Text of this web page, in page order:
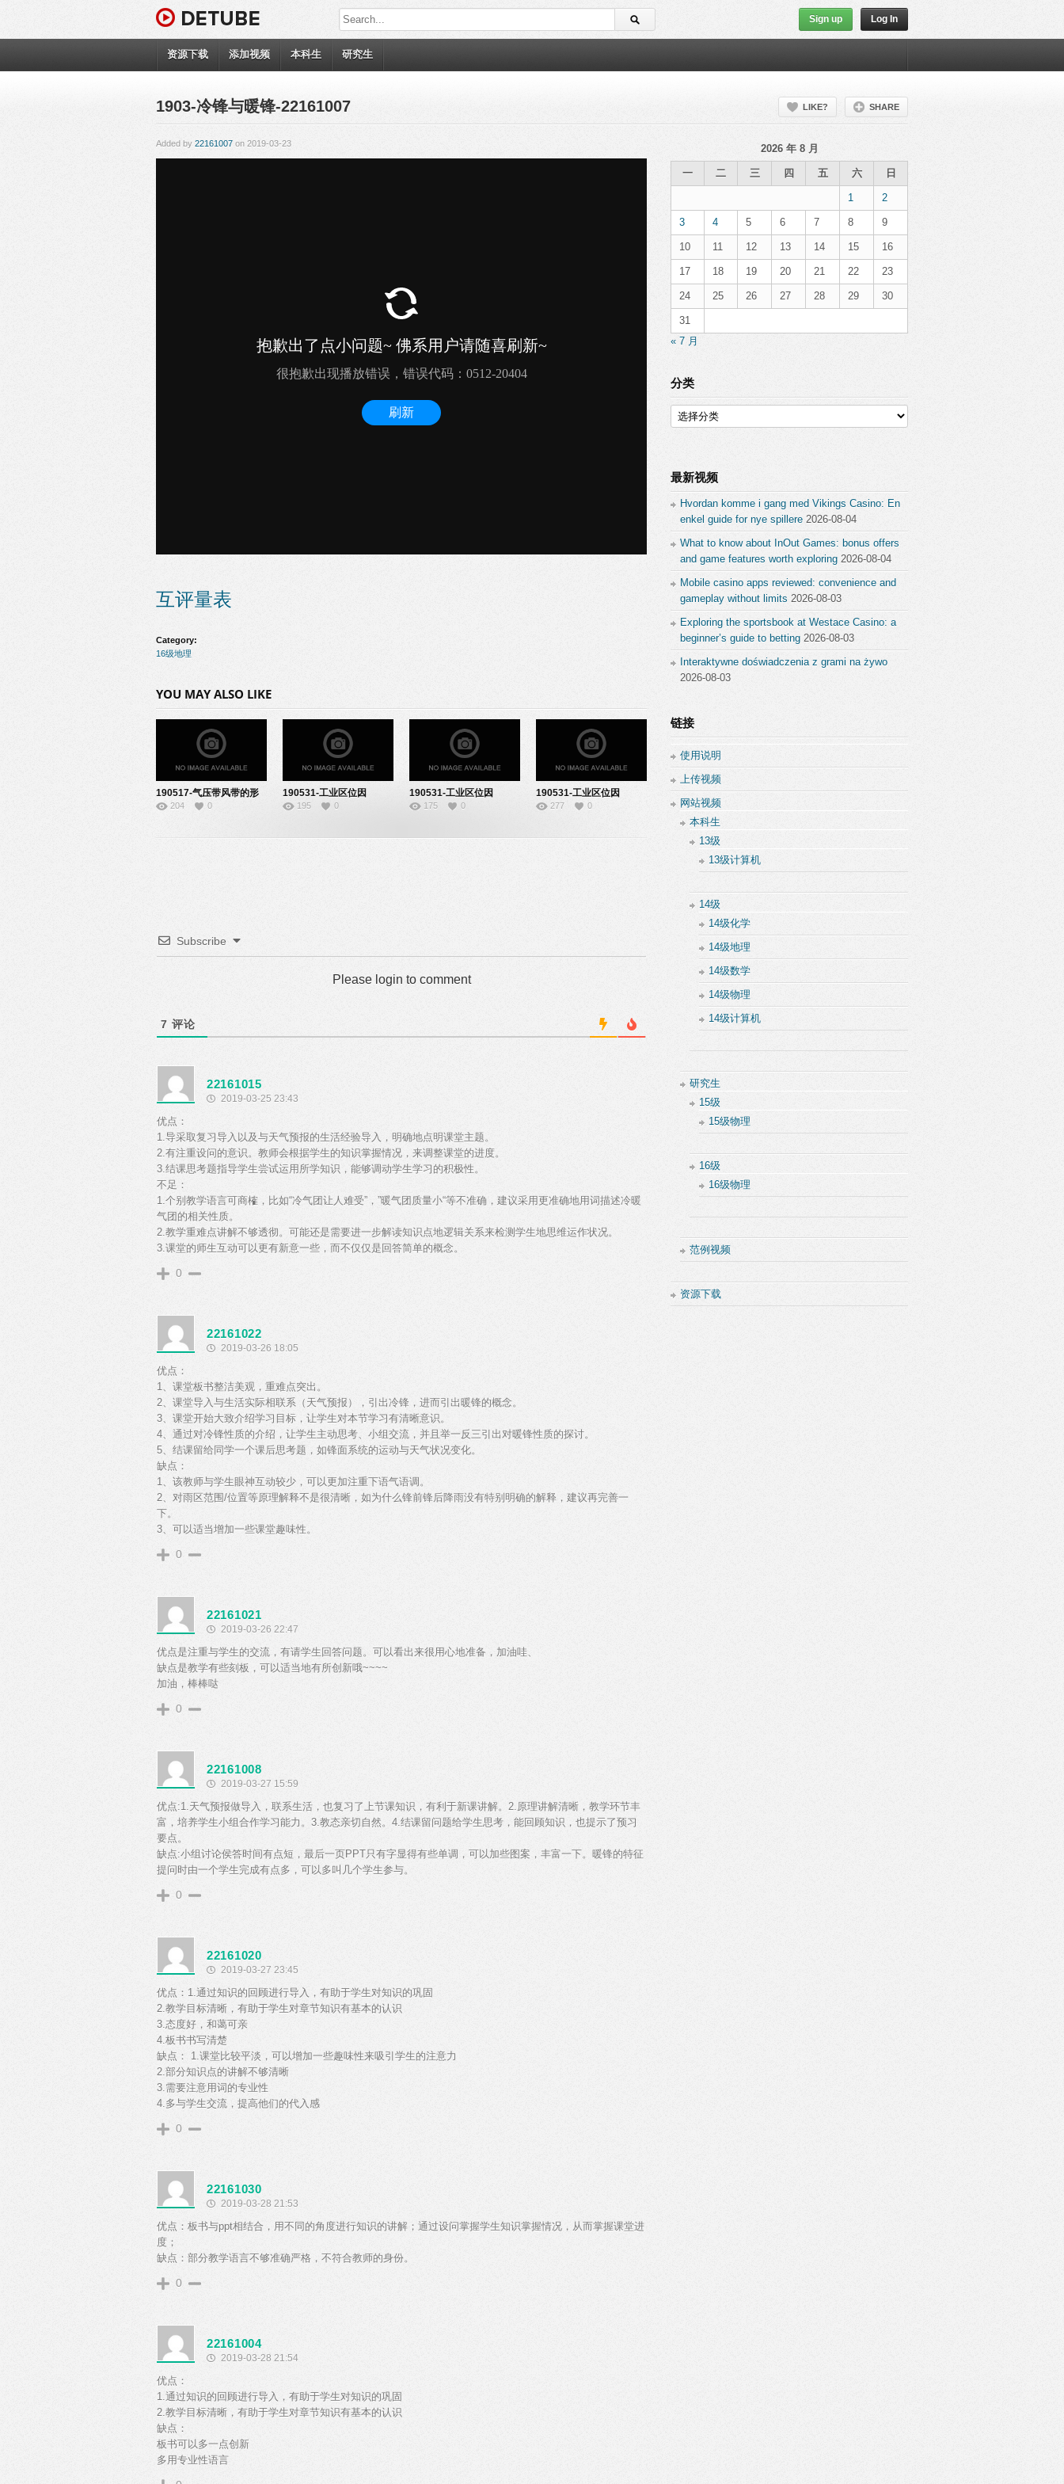
Sign up Log In
资源下载 添加视频 本科生 研究生
1903-冷锋与暖锋-22161007 LIKE? SHARE
Added by 22161007 on 2019-03-23
互评量表
Category:
16级地理
YOU MAY ALSO LIKE
190517-气压带风带的形
成-22161013
204 0
190531-工业区位因
素-22161013
195 0
190531-工业区位因
素-22161033
175 0
190531-工业区位因
素-10160214
277 0
Subscribe
Please login to comment
7 评论
22161015
2019-03-25 23:43
优点：
1.导采取复习导入以及与天气预报的生活经验导入，明确地点明课堂主题。
2.有注重设问的意识。教师会根据学生的知识掌握情况，来调整课堂的进度。
3.结课思考题指导学生尝试运用所学知识，能够调动学生学习的积极性。
不足：
1.个别教学语言可商榷，比如“冷气团让人难受”，”暖气团质量小“等不准确，建议采用更准确地用词描述冷暖
气团的相关性质。
2.教学重难点讲解不够透彻。可能还是需要进一步解读知识点地逻辑关系来检测学生地思维运作状况。
3.课堂的师生互动可以更有新意一些，而不仅仅是回答简单的概念。
0
22161022
2019-03-26 18:05
优点：
1、课堂板书整洁美观，重难点突出。
2、课堂导入与生活实际相联系（天气预报），引出冷锋，进而引出暖锋的概念。
3、课堂开始大致介绍学习目标，让学生对本节学习有清晰意识。
4、通过对冷锋性质的介绍，让学生主动思考、小组交流，并且举一反三引出对暖锋性质的探讨。
5、结课留给同学一个课后思考题，如锋面系统的运动与天气状况变化。
缺点：
1、该教师与学生眼神互动较少，可以更加注重下语气语调。
2、对雨区范围/位置等原理解释不是很清晰，如为什么锋前锋后降雨没有特别明确的解释，建议再完善一
下。
3、可以适当增加一些课堂趣味性。
0
22161021
2019-03-26 22:47
优点是注重与学生的交流，有请学生回答问题。可以看出来很用心地准备，加油哇、
缺点是教学有些刻板，可以适当地有所创新哦~~~~
加油，棒棒哒
0
22161008
2019-03-27 15:59
优点:1.天气预报做导入，联系生活，也复习了上节课知识，有利于新课讲解。2.原理讲解清晰，教学环节丰
富，培养学生小组合作学习能力。3.教态亲切自然。4.结课留问题给学生思考，能回顾知识，也提示了预习
要点。
缺点:小组讨论侯答时间有点短，最后一页PPT只有字显得有些单调，可以加些图案，丰富一下。暖锋的特征
提问时由一个学生完成有点多，可以多叫几个学生参与。
0
22161020
2019-03-27 23:45
优点：1.通过知识的回顾进行导入，有助于学生对知识的巩固
2.教学目标清晰，有助于学生对章节知识有基本的认识
3.态度好，和蔼可亲
4.板书书写清楚
缺点： 1.课堂比较平淡，可以增加一些趣味性来吸引学生的注意力
2.部分知识点的讲解不够清晰
3.需要注意用词的专业性
4.多与学生交流，提高他们的代入感
0
22161030
2019-03-28 21:53
优点：板书与ppt相结合，用不同的角度进行知识的讲解；通过设问掌握学生知识掌握情况，从而掌握课堂进
度；
缺点：部分教学语言不够准确严格，不符合教师的身份。
0
22161004
2019-03-28 21:54
优点：
1.通过知识的回顾进行导入，有助于学生对知识的巩固
2.教学目标清晰，有助于学生对章节知识有基本的认识
缺点：
板书可以多一点创新
多用专业性语言
2026 年 8 月
一 二 三 四 五 六 日
1 2
3 4 5 6 7 8 9
10 11 12 13 14 15 16
17 18 19 20 21 22 23
24 25 26 27 28 29 30
31
« 7 月
分类
分
类
最新视频
Hvordan komme i gang med Vikings Casino: En
enkel guide for nye spillere 2026-08-04
What to know about InOut Games: bonus offers
and game features worth exploring 2026-08-04
Mobile casino apps reviewed: convenience and
gameplay without limits 2026-08-03
Exploring the sportsbook at Westace Casino: a
beginner’s guide to betting 2026-08-03
Interaktywne doświadczenia z grami na żywo
2026-08-03
链接
使用说明
上传视频
网站视频
本科生
13级
13级计算机
14级
14级化学
14级地理
14级数学
14级物理
14级计算机
研究生
15级
15级物理
16级
16级物理
范例视频
资源下载